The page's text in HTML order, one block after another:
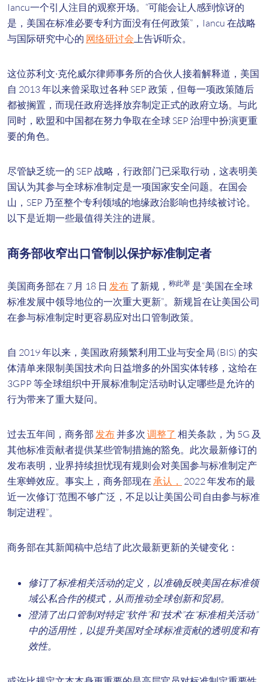
Iancu一个引人注目的观察开场。“可能会让人感到惊讶的
是，美国在标准必要专利方面没有任何政策”，Iancu 在战略
与国际研究中心的 网络研讨会上告诉听众。
这位苏利文·克伦威尔律师事务所的合伙人接着解释道，美国
自 2013 年以来曾采取过各种 SEP 政策，但每一项政策随后
都被搁置，而现任政府选择放弃制定正式的政府立场。与此
同时，欧盟和中国都在努力争取在全球 SEP 治理中扮演更重
要的角色。
尽管缺乏统一的 SEP 战略，行政部门已采取行动，这表明美
国认为其参与全球标准制定是一项国家安全问题。在国会
山，SEP 乃至整个专利领域的地缘政治影响也持续被讨论。
以下是近期一些最值得关注的进展。
商务部收窄出口管制以保护标准制定者
美国商务部在 7 月 18 日 发布 了新规， 称此举 是“美国在全球
标准发展中领导地位的一次重大更新”。新规旨在让美国公司
在参与标准制定时更容易应对出口管制政策。
自 2019 年以来，美国政府频繁利用工业与安全局 (BIS) 的实
体清单来限制美国技术向日益增多的外国实体转移，这给在
3GPP 等全球组织中开展标准制定活动时认定哪些是允许的
行为带来了重大疑问。
过去五年间，商务部 发布并多次 调整了 相关条款，为 5G 及
其他标准贡献者提供某些管制措施的豁免。此次最新修订的
发布表明，业界持续担忧现有规则会对美国参与标准制定产
生寒蝉效应。事实上，商务部现在 承认， 2022 年发布的最
近一次修订“范围不够广泛，不足以让美国公司自由参与标准
制定进程”。
商务部在其新闻稿中总结了此次最新更新的关键变化：
修订了标准相关活动的定义，以准确反映美国在标准领
域公私合作的模式，从而推动全球创新和贸易。
澄清了出口管制对特定“软件”和“技术”在“标准相关活动”
中的适用性，以提升美国对全球标准贡献的透明度和有
效性。